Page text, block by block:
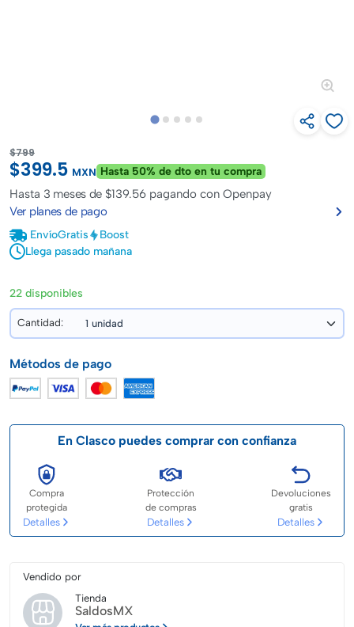
$799
$399.5 MXN Hasta 50% de dto en tu compra
Hasta 3 meses de $139.56pagando con Openpay
Ver planes de pago
EnvíoGratis
Boost
Llega pasado mañana
22 disponibles
Cantidad:
Métodos de pago
En Clasco puedes comprar con confianza
Compra
protegida
Detalles
Protección
de compras
Detalles
Devoluciones
gratis
Detalles
Vendido por
Tienda
SaldosMX